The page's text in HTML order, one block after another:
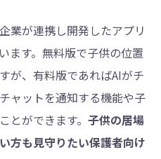
業が連携し開発したアプリ
ます。無料版で子供の位置
が、有料版であればAIがチ
ャットを通知する機能や子
とができます。 子供の居場
方も見守りたい保護者向け